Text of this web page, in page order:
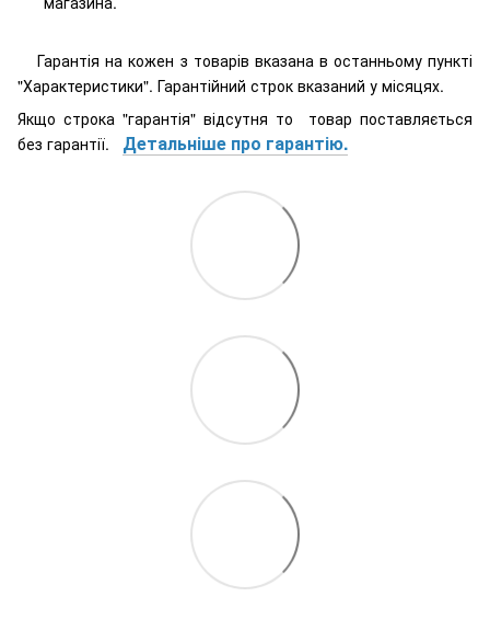
Гарантія на кожен з товарів вказана в останньому пункті
"Характеристики". Гарантійний строк вказаний у місяцях.
Якщо строка "гарантія" відсутня то товар поставляється
без гарантії. Детальніше про гарантію.